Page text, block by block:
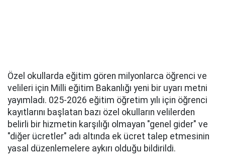
Özel okullarda eğitim gören milyonlarca öğrenci ve
velileri için Milli eğitim Bakanlığı yeni bir uyarı metni
yayımladı. 025-2026 eğitim öğretim yılı için öğrenci
kayıtlarını başlatan bazı özel okulların velilerden
belirli bir hizmetin karşılığı olmayan "genel gider" ve
"diğer ücretler" adı altında ek ücret talep etmesinin
yasal düzenlemelere aykırı olduğu bildirildi.